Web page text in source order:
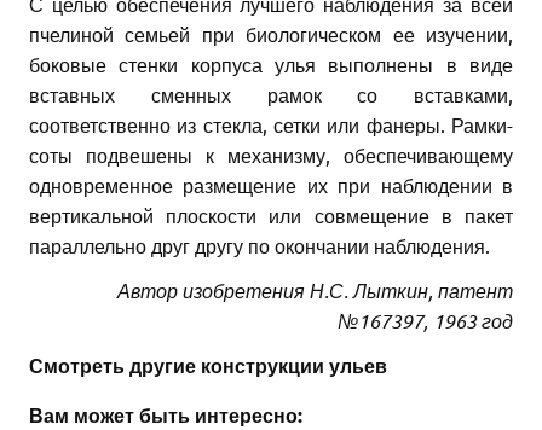
пчелиной семьей при биологическом ее изучении,
боковые стенки корпуса улья выполнены в виде
вставных сменных рамок со вставками,
соответственно из стекла, сетки или фанеры. Рамки-
соты подвешены к механизму, обеспечивающему
одновременное размещение их при наблюдении в
вертикальной плоскости или совмещение в пакет
параллельно друг другу по окончании наблюдения.
Автор изобретения Н.С. Лыткин, патент
№167397, 1963 год
Смотреть другие конструкции ульев
Вам может быть интересно: